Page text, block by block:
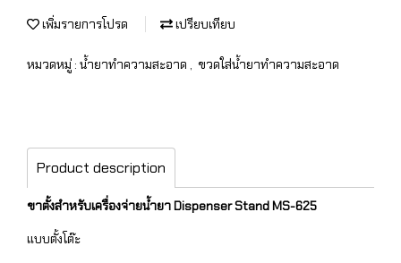
เพิ่มรายการโปรด เปรียบเทียบ
หมวดหมู่ : น้ำยาทำความสะอาด , ขวดใส่น้ำยาทำความสะอาด
Product description
ขาตั้งสำหรับเครื่องจ่ายน้ำยา Dispenser Stand MS-625
แบบตั้งโต๊ะ